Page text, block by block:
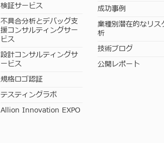
検証サービス
不具合分析とデバッグ支
援コンサルティングサー
ビス
設計コンサルティングサ
ービス
規格ロゴ認証
テスティングラボ
Allion Innovation EXPO
成功事例
業種別潜在的なリス
析
技術ブログ
公開レポート